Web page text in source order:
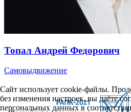
Топал Андрей Федорович
Самовыдвижение
Сайт использует cookie-файлы.
без изменения настроек, вы даёте
персональных данных в